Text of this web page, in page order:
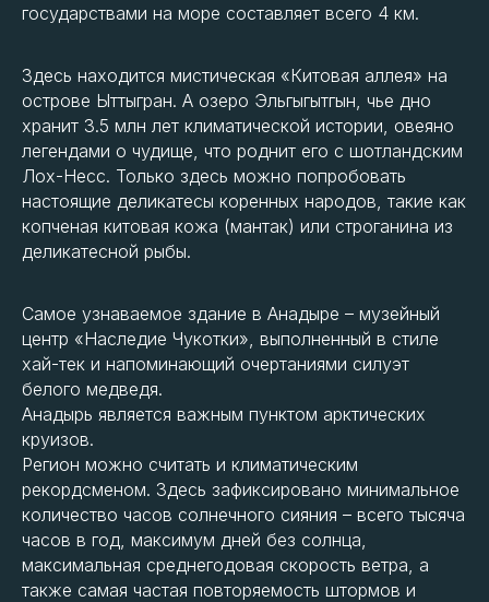
государствами на море составляет всего 4 км.
Здесь находится мистическая «Китовая аллея» на
острове Ыттыгран. А озеро Эльгыгытгын, чье дно
хранит 3.5 млн лет климатической истории, овеяно
легендами о чудище, что роднит его с шотландским
Лох-Несс. Только здесь можно попробовать
настоящие деликатесы коренных народов, такие как
копченая китовая кожа (мантак) или строганина из
деликатесной рыбы.
Самое узнаваемое здание в Анадыре – музейный
центр «Наследие Чукотки», выполненный в стиле
хай-тек и напоминающий очертаниями силуэт
белого медведя.
Анадырь является важным пунктом арктических
круизов.
Регион можно считать и климатическим
рекордсменом. Здесь зафиксировано минимальное
количество часов солнечного сияния – всего тысяча
часов в год, максимум дней без солнца,
максимальная среднегодовая скорость ветра, а
также самая частая повторяемость штормов и